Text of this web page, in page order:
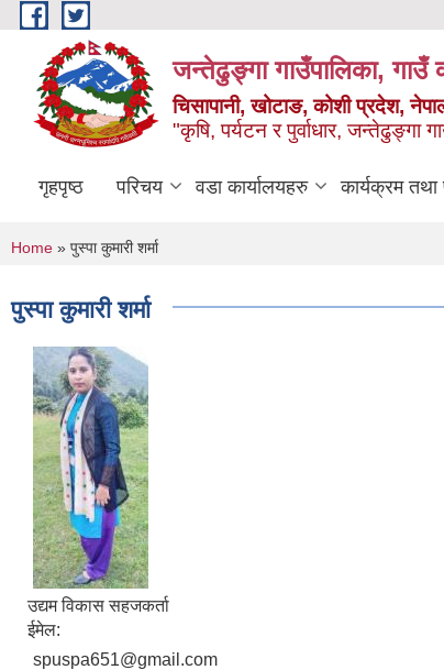
Skip to main content
जन्तेढुङ्गा गाउँपालिका, गाउँ
चिसापानी, खोटाङ, कोशी प्रदेश,
"कृषि, पर्यटन र पुर्वाधार, जन्तेढुङ्गा
गृहपृष्ठ परिचय वडा कार्यालयहरु कार्यक्रम तथा
You are here
Home » पुस्पा कुमारी शर्मा
पुस्पा कुमारी शर्मा
उद्यम विकास सहजकर्ता
ईमेल:
spuspa651@gmail.com